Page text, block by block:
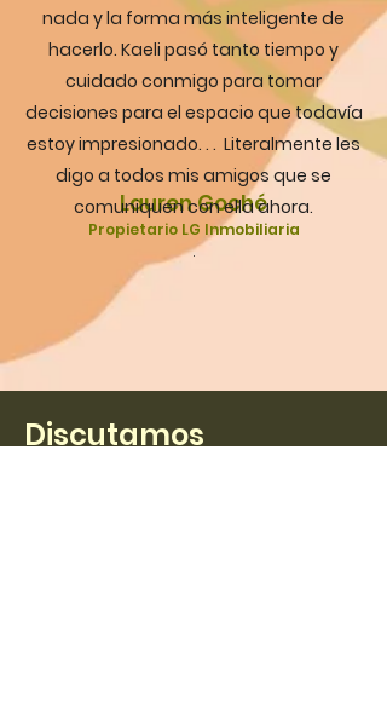
Lauren Goché
Propietario LG Inmobiliaria
.
nada y la forma más inteligente de
hacerlo. Kaeli pasó tanto tiempo y
cuidado conmigo para tomar
decisiones para el espacio que todavía
estoy impresionado. . . Literalmente les
digo a todos mis amigos que se
comuniquen con ella ahora.
Discutamos